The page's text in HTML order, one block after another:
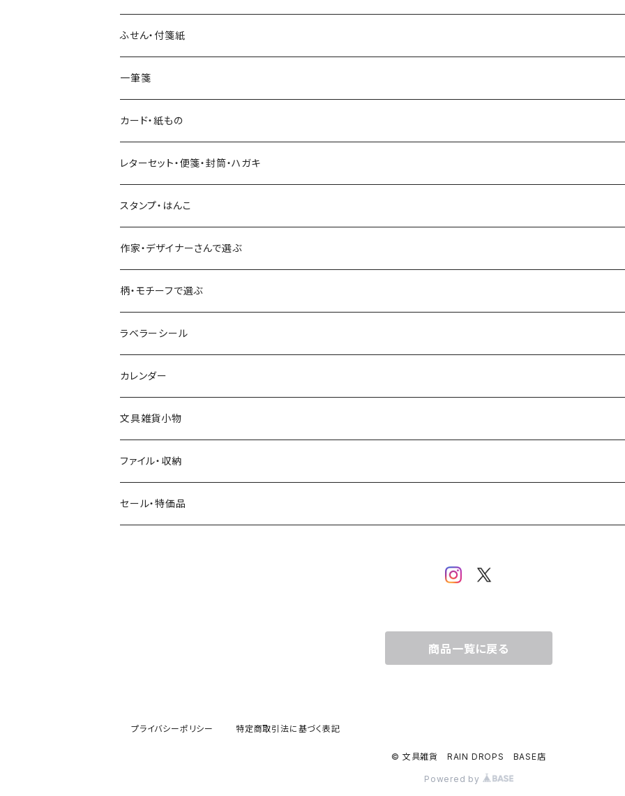
透明クリア
ネクタイ
透明クリアテープ
柄・モチーフで選ぶ（マステ）
いちご・ストロベリー
フルーツ・野菜
ミモザ
お花・フラワー・グリーン・植物
マインドウェイブ
水縞
大枝活版室
星燈社
ミナペルホネン
BGM
eric
SAIEN
田村美紀
パピアプラッツ（作家もの）
パピアプラッツ（作家もの）
ヨハク
ステッカーシール
マインドウェイブ
田村美紀
立体シール
ヨハク
HUTTE PAPER WORKS
表現社（作家もの）
星燈社
古川紙工
大枝活版室
ふせん・付箋紙
ヨハク
HUTTE PAPER WORKS
古川紙工
表現社（作家もの）
ロール付箋
一筆箋
カード・紙もの
レターセット・便箋・封筒・ハガキ
古川紙工
表現社（作家もの）
スタンプ・はんこ
Hutte paper works
ヨハク
作家・デザイナーさんで選ぶ
ネクタイ
Hutte paper works
ヨハク
eric
浅野みどり
西淑
柄・モチーフで選ぶ
フルーツ
食べ物・フード・スイーツ
パン・ブレッド
カフェ
コーヒー・飲み物・クリームソーダ
ラベラーシール
カレンダー
文具雑貨小物
ファイル・収納
セール・特価品
商品一覧に戻る
プライバシーポリシー 特定商取引法に基づく表記
© 文具雑貨 RAIN DROPS BASE店
Powered by